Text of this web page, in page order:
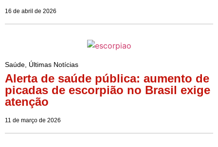
16 de abril de 2026
Saúde Últimas Notícias
Alerta de saúde pública: aumento de
picadas de escorpião no Brasil exige
atenção
11 de março de 2026